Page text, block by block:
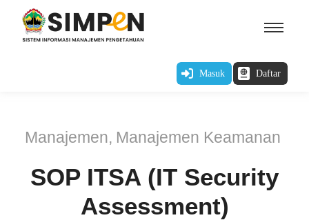
Masuk Daftar
Manajemen, Manajemen Keamanan
SOP ITSA (IT Security
Assessment)